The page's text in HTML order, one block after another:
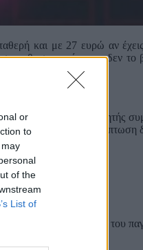
or
to
of the
List of
και με 27 ευρώ αν
καθυστερημένα και δεν το
για μια σύνδεση κινητής
να αποδίδεται σε περίπτωση
κινητής 10%.
στην τιμή του